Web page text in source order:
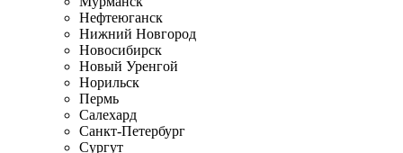
Нефтеюганск
Нижний Новгород
Новосибирск
Новый Уренгой
Норильск
Пермь
Салехард
Санкт-Петербург
Сургут